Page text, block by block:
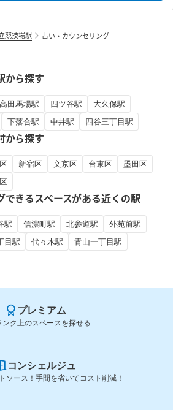
競技場駅 占い・カウンセリング
から探す
高田馬場駅 四ツ谷駅
大久保駅
下落合駅 中井駅 四谷三丁目駅
から探す
新宿区 文京区 台東区
墨田区
できるスペースがある近くの駅
駅 信濃町駅 北参道駅
外苑前駅
目駅 代々木駅
青山一丁目駅
プレミアム
ンク上のスペースを探せる
コンシェルジュ
ソース！手間を省いてコスト削減！